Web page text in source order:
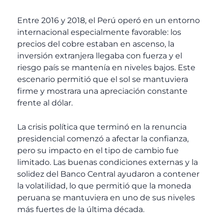
Entre 2016 y 2018, el Perú operó en un entorno
internacional especialmente favorable: los
precios del cobre estaban en ascenso, la
inversión extranjera llegaba con fuerza y el
riesgo país se mantenía en niveles bajos. Este
escenario permitió que el sol se mantuviera
firme y mostrara una apreciación constante
frente al dólar.
La crisis política que terminó en la renuncia
presidencial comenzó a afectar la confianza,
pero su impacto en el tipo de cambio fue
limitado. Las buenas condiciones externas y la
solidez del Banco Central ayudaron a contener
la volatilidad, lo que permitió que la moneda
peruana se mantuviera en uno de sus niveles
más fuertes de la última década.